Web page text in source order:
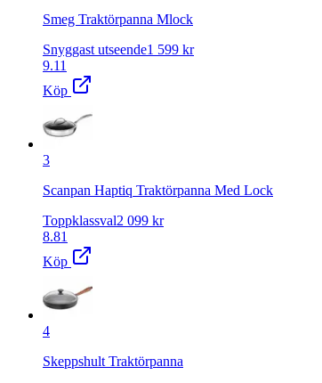
Smeg Traktörpanna Mlock
Snyggast utseende1 599 kr
9.11
Köp
3
Scanpan Haptiq Traktörpanna Med Lock
Toppklassval2 099 kr
8.81
Köp
4
Skeppshult Traktörpanna